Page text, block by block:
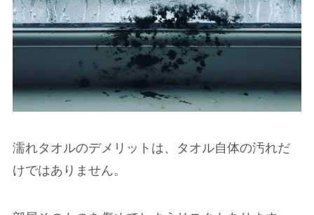
濡れタオルのデメリットは、タオル自体の汚れだ
けではありません。